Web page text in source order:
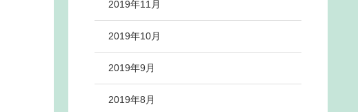
2019年11月
2019年10月
2019年9月
2019年8月